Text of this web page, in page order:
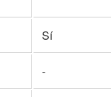
Sí
-